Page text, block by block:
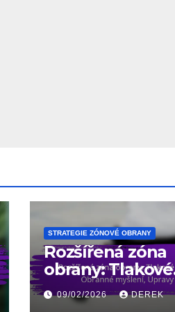
STRATEGIE ZÓNOVÉ OBRANY
Rozšířená zóna
obrany: Tlakové
body, Obranné
myšlení, Úpravy
09/02/2026 DEREK